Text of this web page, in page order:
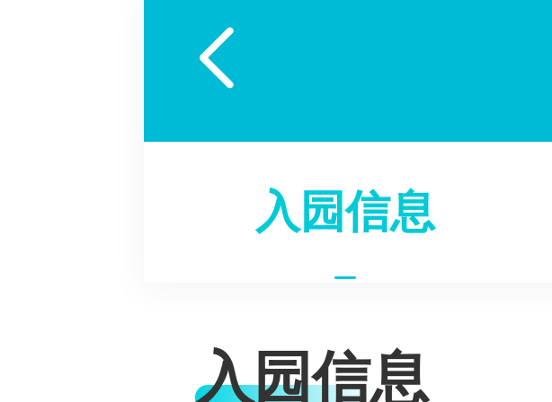

入园信息
入园信息